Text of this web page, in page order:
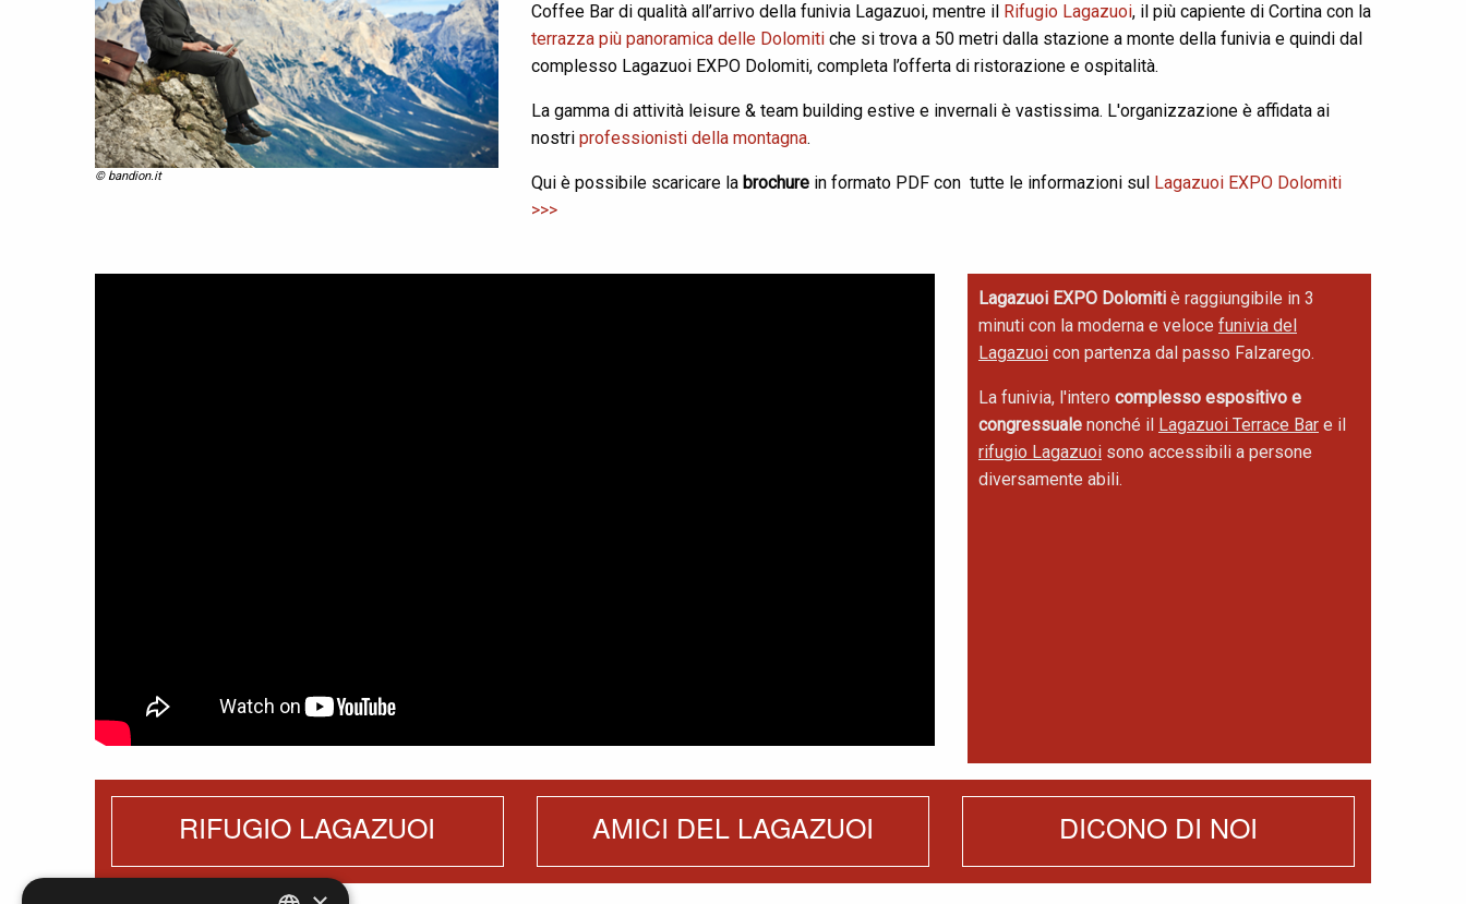
© bandion.it
Coffee Bar di qualità all’arrivo della funivia Lagazuoi, mentre il Rifugio Lagazuoi, il più capiente di Cortina con la
terrazza più panoramica delle Dolomitiche si trova a 50 metri dalla stazione a monte della funivia e quindi dal
complesso Lagazuoi EXPO Dolomiti, completa l’offerta di ristorazione e ospitalità.
La gamma di attività leisure & team building estive e invernali è vastissima. L'organizzazione è affidata ai
nostri professionisti della montagna.
Qui è possibile scaricare la brochurein formato PDF con tutte le informazioni sul Lagazuoi EXPO Dolomiti
>>>
Lagazuoi EXPO Dolomiti è raggiungibile in 3
minuti con la moderna e veloce funivia del
Lagazuoi con partenza dal passo Falzarego.
La funivia, l'intero complesso espositivo e
congressuale nonché il Lagazuoi Terrace Bar e il
rifugio Lagazuoi sono accessibili a persone
diversamente abili.
RIFUGIO LAGAZUOI AMICI DEL LAGAZUOI DICONO DI NOI